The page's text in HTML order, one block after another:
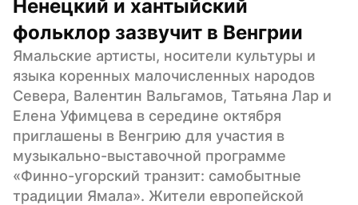
Ненецкий и хантыйский
фольклор зазвучит в Венгрии
Ямальские артисты, носители культуры и
языка коренных малочисленных народов
Севера, Валентин Вальгамов, Татьяна Лар и
Елена Уфимцева в середине октября
приглашены в Венгрию для участия в
музыкально-выставочной программе
«Финно-угорский транзит: самобытные
традиции Ямала». Жители европейской